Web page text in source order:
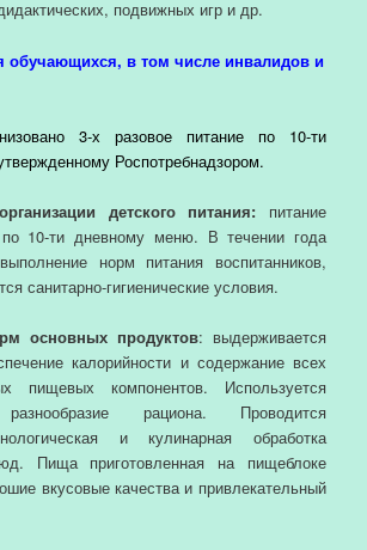
подвижных игр и др.
обучающихся, в том числе инвалидов и
3-х разовое питание по 10-ти
Роспотребнадзором.
детского питания: питание
по 10-ти дневному меню. В течении года
норм питания воспитанников,
санитарно-гигиенические условия.
основных продуктов: выдерживается
калорийности и содержание всех
пищевых компонентов. Используется
рациона. Проводится
и кулинарная обработка
Пища приготовленная на пищеблоке
вкусовые качества и привлекательный